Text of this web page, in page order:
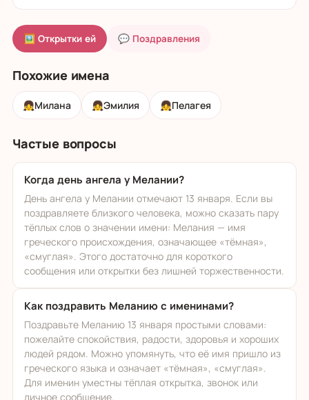
🖼 Открытки ей 💬 Поздравления
Похожие имена
👧Милана 👧Эмилия 👧Пелагея
Частые вопросы
Когда день ангела у Мелании?
День ангела у Мелании отмечают 13 января. Если вы
поздравляете близкого человека, можно сказать пару
тёплых слов о значении имени: Мелания — имя
греческого происхождения, означающее «тёмная»,
«смуглая». Этого достаточно для короткого
сообщения или открытки без лишней торжественности.
Как поздравить Меланию с именинами?
Поздравьте Меланию 13 января простыми словами:
пожелайте спокойствия, радости, здоровья и хороших
людей рядом. Можно упомянуть, что её имя пришло из
греческого языка и означает «тёмная», «смуглая».
Для именин уместны тёплая открытка, звонок или
личное сообщение.